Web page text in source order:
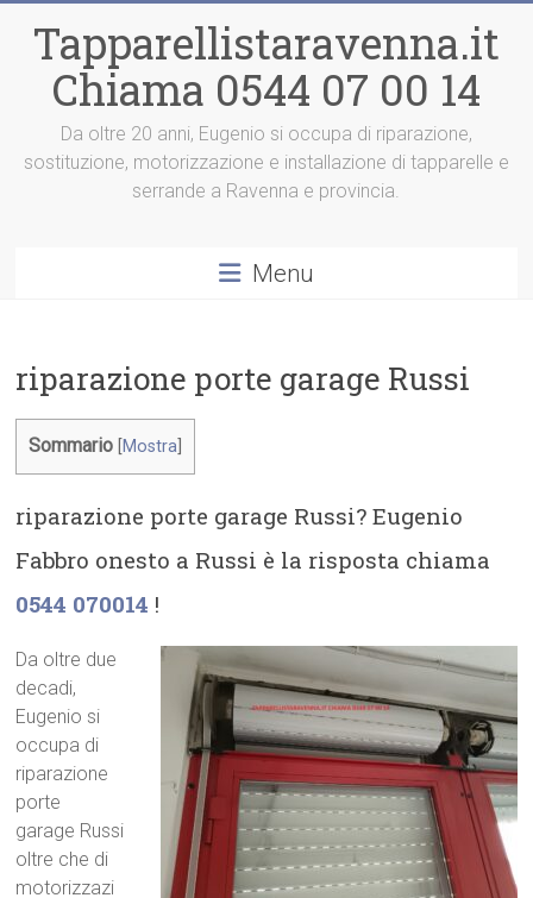
contenuto
Tapparellistaravenna.it
Chiama 0544 07 00 14
Da oltre 20 anni, Eugenio si occupa di riparazione,
sostituzione, motorizzazione e installazione di tapparelle e
serrande a Ravenna e provincia.
Menu
riparazione porte garage Russi
Sommario Mostra
riparazione porte garage Russi? Eugenio
Fabbro onesto a Russi è la risposta chiama
0544 070014 !
Da oltre due
decadi,
Eugenio si
occupa di
riparazione
porte
garage Russi
oltre che di
motorizzazi